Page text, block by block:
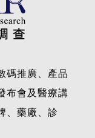
碼推廣、產品
布會及醫療講
、藥廠、診